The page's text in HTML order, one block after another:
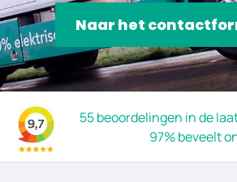
Naar het
55 beoordelingen in de
97% beveelt